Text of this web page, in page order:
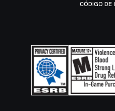
CÓDIGO DE